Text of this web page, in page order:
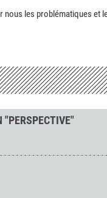
nous les problématiques et
"PERSPECTIVE"